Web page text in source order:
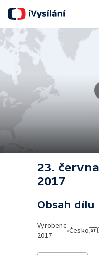
23. června
2017
Obsah dílu
Vyrobeno
2017
•Česko